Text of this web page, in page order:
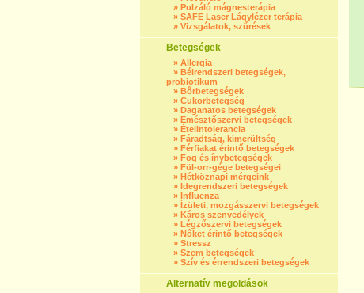
» Pulzáló mágnesterápia
» SAFE Laser Lágylézer terápia
» Vizsgálatok, szűrések
Betegségek
» Allergia
» Bélrendszeri betegségek,
probiotikum
» Bőrbetegségek
» Cukorbetegség
» Daganatos betegségek
» Emésztőszervi betegségek
» Ételintolerancia
» Fáradtság, kimerültség
» Férfiakat érintő betegségek
» Fog és ínybetegségek
» Fül-orr-gége betegségei
» Hétköznapi mérgeink
» Idegrendszeri betegségek
» Influenza
» Ízületi, mozgásszervi betegségek
» Káros szenvedélyek
» Légzőszervi betegségek
» Nőket érintő betegségek
» Stressz
» Szem betegségek
» Szív és érrendszeri betegségek
Alternatív megoldások